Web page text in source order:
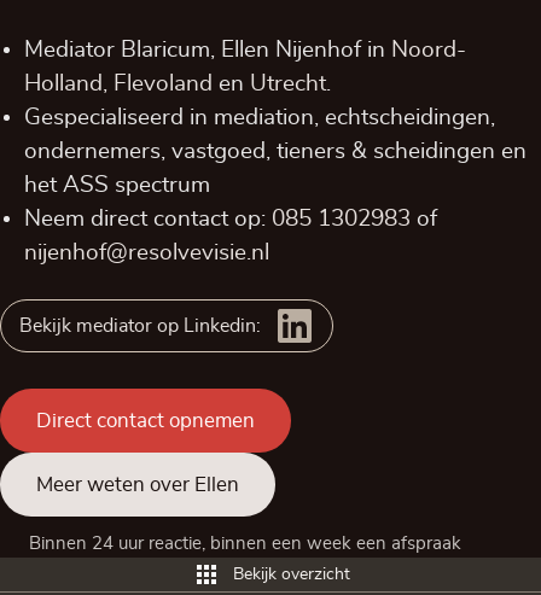
Mediator Blaricum, Ellen Nijenhof in Noord-
Holland, Flevoland en Utrecht.
Gespecialiseerd in mediation, echtscheidingen,
ondernemers, vastgoed, tieners & scheidingen en
het ASS spectrum
Neem direct contact op: 085 1302983 of
nijenhof@resolvevisie.nl
Bekijk mediator op Linkedin:
Direct contact opnemen
Meer weten over Ellen
Binnen 24 uur reactie, binnen een week een afspraak
Bekijk overzicht